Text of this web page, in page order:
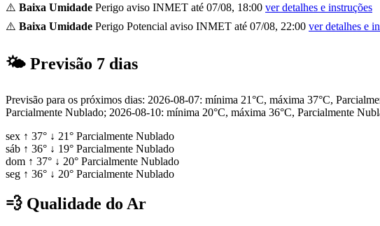
⚠️ Baixa Umidade Perigo aviso INMET até 07/08, 18:00 ver detalhes e instruções
⚠️ Baixa Umidade Perigo Potencial aviso INMET até 07/08, 22:00 ver detalhes e
🌤 Previsão 7 dias
Previsão para os próximos dias: 2026-08-07: mínima 21°C, máxima 37°C,
Parcialmente Nublado; 2026-08-10: mínima 20°C, máxima 36°C, Parcialmente
sex ↑ 37° ↓ 21° Parcialmente Nublado
sáb ↑ 36° ↓ 19° Parcialmente Nublado
dom ↑ 37° ↓ 20° Parcialmente Nublado
seg ↑ 36° ↓ 20° Parcialmente Nublado
💨 Qualidade do Ar